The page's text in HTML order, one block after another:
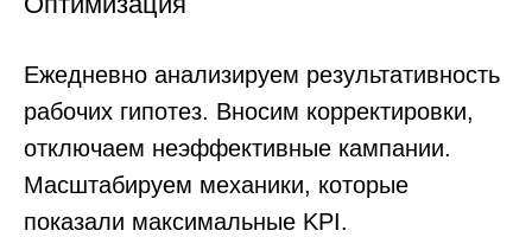
ЧТО ДУМАЮТ КЛИЕНТЫ О НАС
Ребята из Content Service предложили
нам совершенно новую концепцию
создали welcome page с описанием
всех преимуществ работы в нашей
компании. Такой подход дал свой
результат...